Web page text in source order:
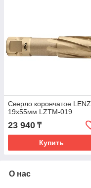
Сверло корончатое LENZ
19х55мм LZTM-019
23 940 ₸
Купить
О нас